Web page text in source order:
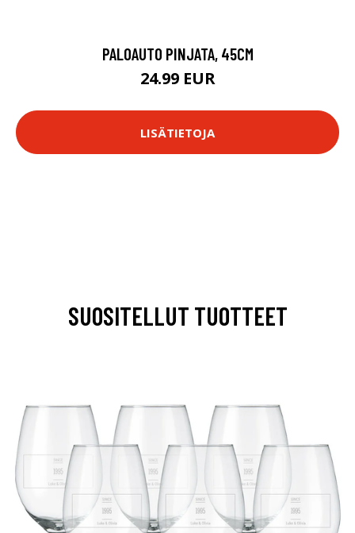
PALOAUTO PINJATA, 45CM
24.99 EUR
LISÄTIETOJA
SUOSITELLUT TUOTTEET